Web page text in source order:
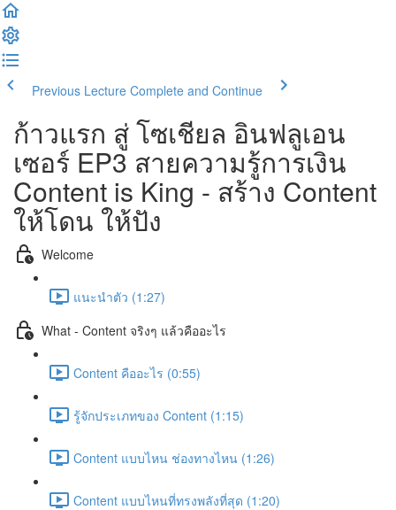
Previous Lecture Complete and Continue
ก้าวแรก สู่ โซเชียล อินฟลูเอน
เซอร์ EP3 สายความรู้การเงิน
Content is King - สร้าง Content
ให้โดน ให้ปัง
Welcome
แนะนำตัว (1:27)
What - Content จริงๆ แล้วคืออะไร
Content คืออะไร (0:55)
รู้จักประเภทของ Content (1:15)
Content แบบไหน ช่องทางไหน (1:26)
Content แบบไหนที่ทรงพลังที่สุด (1:20)